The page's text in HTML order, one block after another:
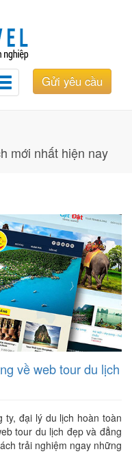
Gửi yêu cầu
Toggle
navigation
mới nhất hiện nay
về web tour du lịch
ty, đại lý du lịch hoàn toàn
tour du lịch đẹp và đẳng
trải nghiệm ngay những